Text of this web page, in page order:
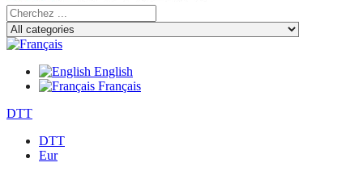
English
Français
DTT
DTT
Eur